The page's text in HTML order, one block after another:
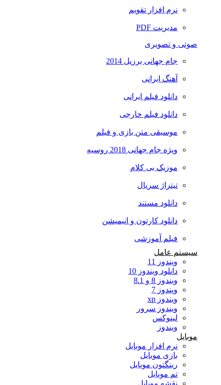
نرم افزار تقویم
مدیریت PDF
صوتی و تصویری
جام جهانی برزیل 2014
آهنگ ایرانی
دانلود فیلم ایرانی
دانلود فیلم خارجی
موسیقی متن بازی و فیلم
ویژه جام جهانی 2018 روسیه
موزیک بی کلام
تیتراژ سریال
دانلود مستند
دانلود کارتون و انیمیشن
فیلم آموزشی
سیستم عامل
ویندوز 11
دانلود ویندوز 10
ویندوز 8 و 8.1
ویندوز 7
ویندوز xp
ویندوز سرور
لینوکس
ویندوز
نرم افزار موبایل
بازی موبایل
رینگتون موبایل
تم موبایل
نقشه موبایل